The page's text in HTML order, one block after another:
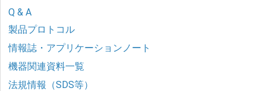
Q & A
製品プロトコル
情報誌・アプリケーションノート
機器関連資料一覧
法規情報（SDS等）